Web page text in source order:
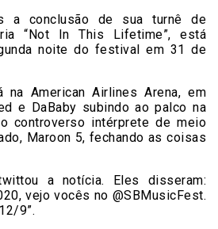
a conclusão de sua turnê de
“Not In This Lifetime”, está
noite do festival em 31 de
na American Airlines Arena, em
e DaBaby subindo ao palco na
controverso intérprete de meio
Maroon 5, fechando as coisas
a notícia. Eles disseram:
vejo vocês no @SBMusicFest.
9”.